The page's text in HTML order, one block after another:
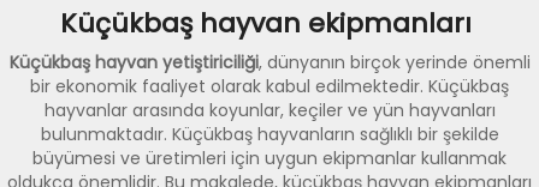
Küçükbaş hayvan ekipmanları
Küçükbaş hayvan yetiştiriciliği, dünyanın birçok yerinde önemli
bir ekonomik faaliyet olarak kabul edilmektedir. Küçükbaş
hayvanlar arasında koyunlar, keçiler ve yün hayvanları
bulunmaktadır. Küçükbaş hayvanların sağlıklı bir şekilde
büyümesi ve üretimleri için uygun ekipmanlar kullanmak